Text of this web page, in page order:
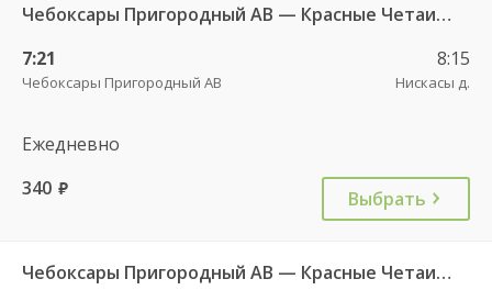
Чебоксары Пригородный АВ — Красные Четаи с. ДКП ч/з Нискасы д. 533
7:21
Чебоксары Пригородный АВ
8:15
Нискасы д.
Ежедневно
340 руб. Выбрать
Чебоксары Пригородный АВ — Красные Четаи с. ДКП ч/з Нискасы д. 533